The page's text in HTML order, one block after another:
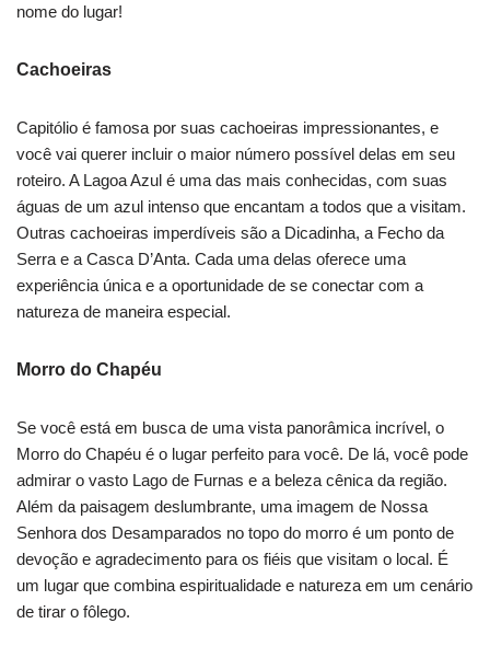
nome do lugar!
Cachoeiras
Capitólio é famosa por suas cachoeiras impressionantes, e
você vai querer incluir o maior número possível delas em seu
roteiro. A Lagoa Azul é uma das mais conhecidas, com suas
águas de um azul intenso que encantam a todos que a visitam.
Outras cachoeiras imperdíveis são a Dicadinha, a Fecho da
Serra e a Casca D’Anta. Cada uma delas oferece uma
experiência única e a oportunidade de se conectar com a
natureza de maneira especial.
Morro do Chapéu
Se você está em busca de uma vista panorâmica incrível, o
Morro do Chapéu é o lugar perfeito para você. De lá, você pode
admirar o vasto Lago de Furnas e a beleza cênica da região.
Além da paisagem deslumbrante, uma imagem de Nossa
Senhora dos Desamparados no topo do morro é um ponto de
devoção e agradecimento para os fiéis que visitam o local. É
um lugar que combina espiritualidade e natureza em um cenário
de tirar o fôlego.